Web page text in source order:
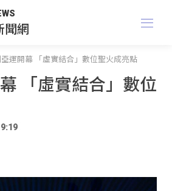
聞網
亞運開幕 「虛實結合」數位聖火成亮點
「虛實結合」數位